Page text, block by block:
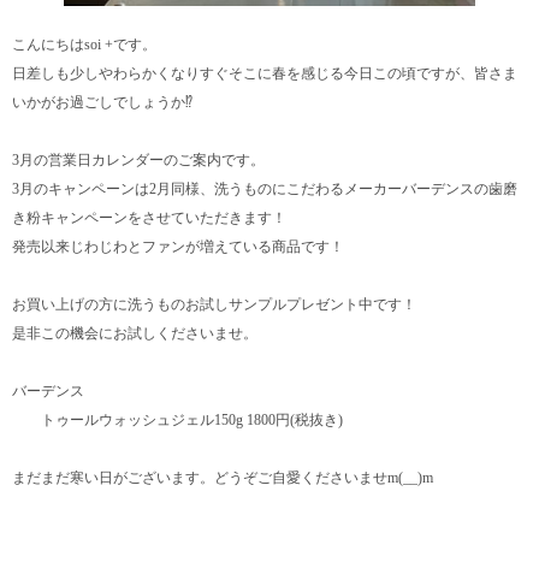
こんにちはsoi +です。
日差しも少しやわらかくなりすぐそこに春を感じる今日この頃ですが、皆さま
いかがお過ごしでしょうか⁉︎
3月の営業日カレンダーのご案内です。
3月のキャンペーンは2月同様、洗うものにこだわるメーカーバーデンスの歯磨
き粉キャンペーンをさせていただきます！
発売以来じわじわとファンが増えている商品です！
お買い上げの方に洗うものお試しサンプルプレゼント中です！
是非この機会にお試しくださいませ。
バーデンス
トゥールウォッシュジェル150g 1800円(税抜き)
まだまだ寒い日がございます。どうぞご自愛くださいませm(__)m